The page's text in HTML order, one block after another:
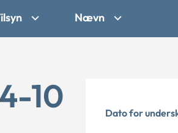
Nævn
10 Dato for